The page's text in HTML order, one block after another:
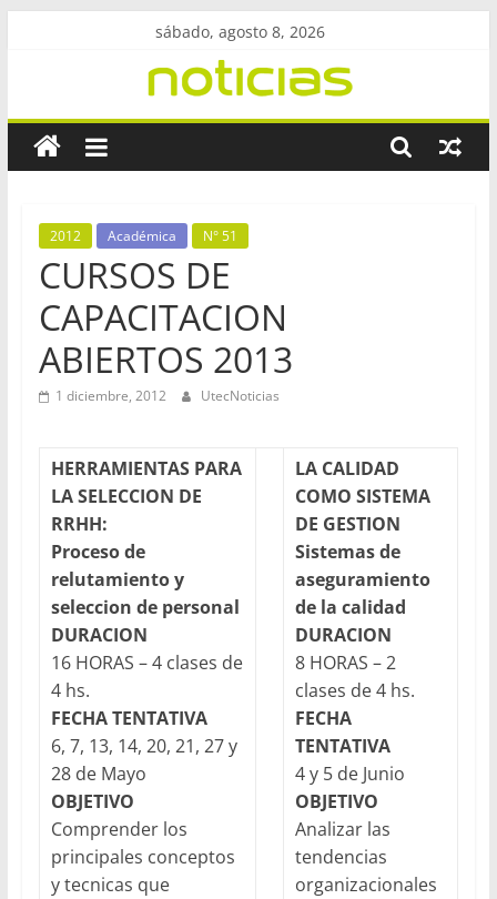
sábado, agosto 8, 2026
Revista
UtecNoticias
Facultad
Regional
Bahía
Blanca
UTN
2012 Académica N° 51
CURSOS DE
CAPACITACION
ABIERTOS 2013
1 diciembre, 2012 UtecNoticias
HERRAMIENTAS PARA
LA SELECCION DE
RRHH:
Proceso de
relutamiento y
seleccion de personal
DURACION
16 HORAS – 4 clases de
4 hs.
FECHA TENTATIVA
6, 7, 13, 14, 20, 21, 27 y
28 de Mayo
OBJETIVO
Comprender los
principales conceptos
y tecnicas que
LA CALIDAD
COMO SISTEMA
DE GESTION
Sistemas de
aseguramiento
de la calidad
DURACION
8 HORAS – 2
clases de 4 hs.
FECHA
TENTATIVA
4 y 5 de Junio
OBJETIVO
Analizar las
tendencias
organizacionales